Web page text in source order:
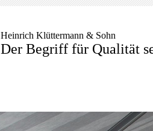
Heinrich Klüttermann & Sohn
Der Begriff für Qualität